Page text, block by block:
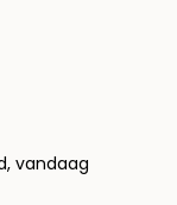
vandaag